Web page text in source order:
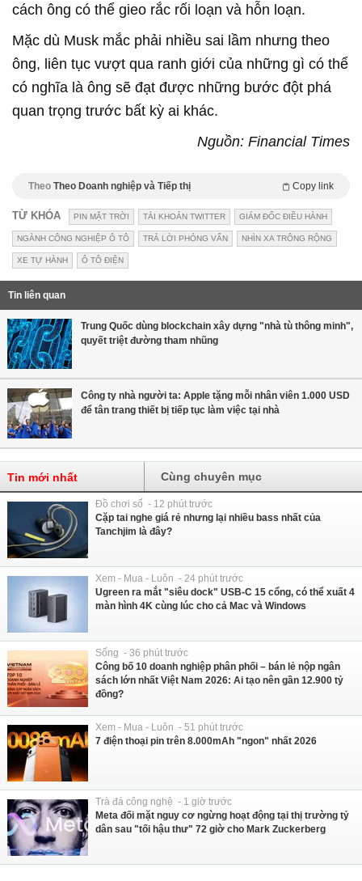
cách ông có thể gieo rắc rối loạn và hỗn loạn.
Mặc dù Musk mắc phải nhiều sai lầm nhưng theo
ông, liên tục vượt qua ranh giới của những gì có thể
có nghĩa là ông sẽ đạt được những bước đột phá
quan trọng trước bất kỳ ai khác.
Nguồn: Financial Times
Theo Theo Doanh nghiệp và Tiếp thị Copy link
TỪ KHÓA PIN MẶT TRỜI TÀI KHOẢN TWITTER GIÁM ĐỐC ĐIỀU HÀNH
NGÀNH CÔNG NGHIỆP Ô TÔ TRẢ LỜI PHỎNG VẤN NHÌN XA TRÔNG RỘNG
XE TỰ HÀNH Ô TÔ ĐIỆN
Tin liên quan
Trung Quốc dùng blockchain xây dựng "nhà tù thông minh",
quyết triệt đường tham nhũng
Công ty nhà người ta: Apple tặng mỗi nhân viên 1.000 USD
để tân trang thiết bị tiếp tục làm việc tại nhà
Tin mới nhất Cùng chuyên mục
Đồ chơi số - 12 phút trước
Cặp tai nghe giá rẻ nhưng lại nhiều bass nhất của
Tanchjim là đây?
Xem - Mua - Luôn - 24 phút trước
Ugreen ra mắt "siêu dock" USB-C 15 cổng, có thể xuất 4
màn hình 4K cùng lúc cho cả Mac và Windows
Sống - 36 phút trước
Công bố 10 doanh nghiệp phân phối – bán lẻ nộp ngân
sách lớn nhất Việt Nam 2026: Ai tạo nên gần 12.900 tỷ
đồng?
Xem - Mua - Luôn - 51 phút trước
7 điện thoại pin trên 8.000mAh "ngon" nhất 2026
Trà đá công nghệ - 1 giờ trước
Meta đối mặt nguy cơ ngừng hoạt động tại thị trường tỷ
dân sau "tối hậu thư" 72 giờ cho Mark Zuckerberg